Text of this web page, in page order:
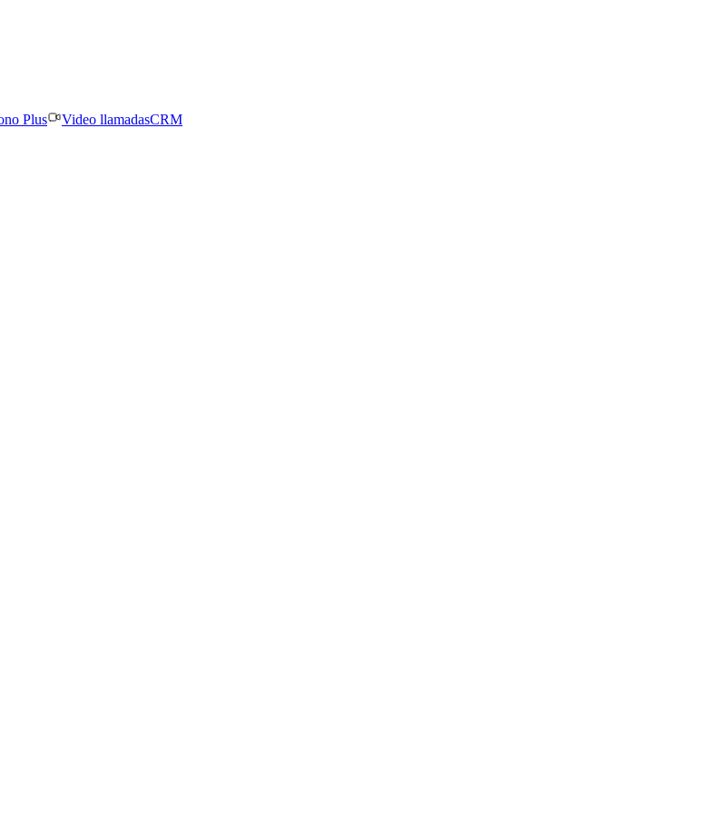
Plus Video llamadasCRM